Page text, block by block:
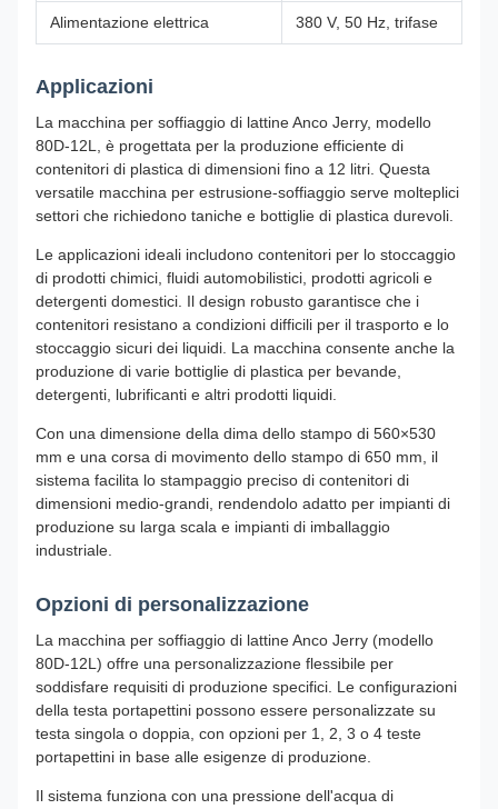
Alimentazione elettrica 380 V, 50 Hz, trifase
Applicazioni
La macchina per soffiaggio di lattine Anco Jerry, modello
80D-12L, è progettata per la produzione efficiente di
contenitori di plastica di dimensioni fino a 12 litri. Questa
versatile macchina per estrusione-soffiaggio serve molteplici
settori che richiedono taniche e bottiglie di plastica durevoli.
Le applicazioni ideali includono contenitori per lo stoccaggio
di prodotti chimici, fluidi automobilistici, prodotti agricoli e
detergenti domestici. Il design robusto garantisce che i
contenitori resistano a condizioni difficili per il trasporto e lo
stoccaggio sicuri dei liquidi. La macchina consente anche la
produzione di varie bottiglie di plastica per bevande,
detergenti, lubrificanti e altri prodotti liquidi.
Con una dimensione della dima dello stampo di 560×530
mm e una corsa di movimento dello stampo di 650 mm, il
sistema facilita lo stampaggio preciso di contenitori di
dimensioni medio-grandi, rendendolo adatto per impianti di
produzione su larga scala e impianti di imballaggio
industriale.
Opzioni di personalizzazione
La macchina per soffiaggio di lattine Anco Jerry (modello
80D-12L) offre una personalizzazione flessibile per
soddisfare requisiti di produzione specifici. Le configurazioni
della testa portapettini possono essere personalizzate su
testa singola o doppia, con opzioni per 1, 2, 3 o 4 teste
portapettini in base alle esigenze di produzione.
Il sistema funziona con una pressione dell'acqua di